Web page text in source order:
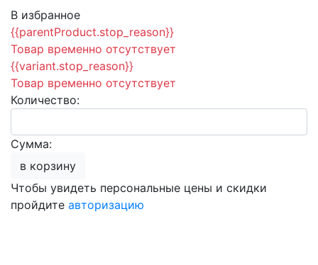
В избранное
{{parentProduct.stop_reason}}
Товар временно отсутствует
{{variant.stop_reason}}
Товар временно отсутствует
Количество:
Сумма:
в корзину
Чтобы увидеть персональные цены и скидки
пройдите авторизацию